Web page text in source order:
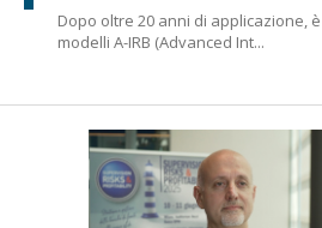
Dopo oltre 20 anni di applicazione,
modelli A-IRB (Advanced Int...